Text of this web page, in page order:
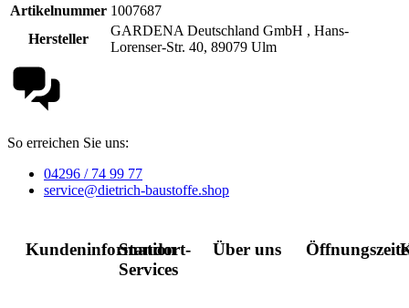
Artikelnummer 1007687
Hersteller
GARDENA Deutschland GmbH , Hans-
Lorenser-Str. 40, 89079 Ulm
So erreichen Sie uns:
04296 / 74 99 77
service@dietrich-baustoffe.shop
Kundeninformation
Standort-
Services
Über uns